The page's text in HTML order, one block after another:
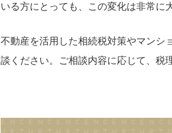
いる方にとっても、この変化は非常に
不動産を活用した相続税対策やマンシ
談ください。ご相談内容に応じて、税